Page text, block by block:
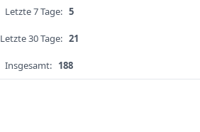
Letzte 7 Tage: 5
Letzte 30 Tage: 21
Insgesamt: 188